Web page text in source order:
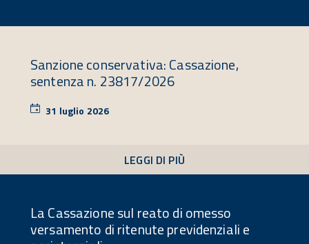
Sanzione conservativa: Cassazione,
sentenza n. 23817/2026
31 luglio 2026
LEGGI DI PIÙ
La Cassazione sul reato di omesso
versamento di ritenute previdenziali e